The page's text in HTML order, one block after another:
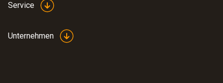
Service
Unternehmen